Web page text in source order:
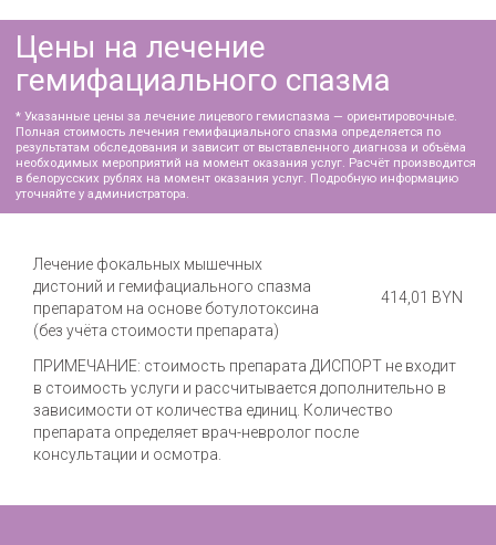
Лечение фокальных мышечных
дистоний и гемифациального спазма
препаратом на основе ботулотоксина
(без учёта стоимости препарата)
414,01 BYN
ПРИМЕЧАНИЕ: стоимость препарата ДИСПОРТ не входит
в стоимость услуги и рассчитывается дополнительно в
зависимости от количества единиц. Количество
препарата определяет врач-невролог после
консультации и осмотра.
Записаться
Нажимая на кнопку 'Записаться', Вы даете согласие
на обработку персональных данных, соглашаетесь
сполитикой конфиденциальностии
подтверждаете ознакомление спубличным
договором
Симптомы лицевого гемиспазма
мышц или гемифациального спазма
являются эпизодические подергивания
глаза.
Со временем непроизвольные сокращения
становятся сильнее. Они приобретают
больше мимических мышц на одной стороне
Симптомы гемифациального
спазма